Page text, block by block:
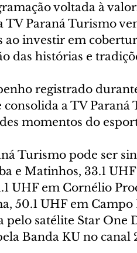
voltada à
TV Paraná Turismo
ao investir em
das histórias e
registrado
consolida a TV
momentos do
Turismo pode ser
e Matinhos, 33.1
UHF em Cornélio
50.1 UHF em
pelo satélite Star One
Banda KU no canal